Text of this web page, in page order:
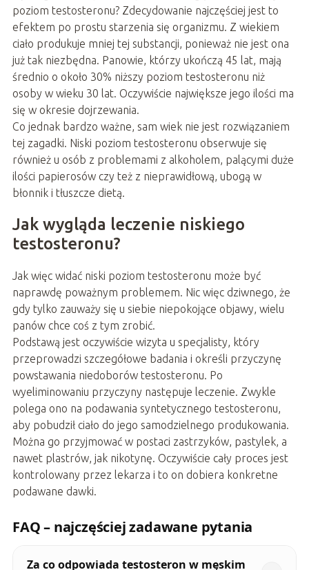
poziom testosteronu? Zdecydowanie najczęściej jest to
efektem po prostu starzenia się organizmu. Z wiekiem
ciało produkuje mniej tej substancji, ponieważ nie jest ona
już tak niezbędna. Panowie, którzy ukończą 45 lat, mają
średnio o około 30% niższy poziom testosteronu niż
osoby w wieku 30 lat. Oczywiście największe jego ilości ma
się w okresie dojrzewania.
Co jednak bardzo ważne, sam wiek nie jest rozwiązaniem
tej zagadki. Niski poziom testosteronu obserwuje się
również u osób z problemami z alkoholem, palącymi duże
ilości papierosów czy też z nieprawidłową, ubogą w
błonnik i tłuszcze dietą.
Jak wygląda leczenie niskiego
testosteronu?
Jak więc widać niski poziom testosteronu może być
naprawdę poważnym problemem. Nic więc dziwnego, że
gdy tylko zauważy się u siebie niepokojące objawy, wielu
panów chce coś z tym zrobić.
Podstawą jest oczywiście wizyta u specjalisty, który
przeprowadzi szczegółowe badania i określi przyczynę
powstawania niedoborów testosteronu. Po
wyeliminowaniu przyczyny następuje leczenie. Zwykle
polega ono na podawania syntetycznego testosteronu,
aby pobudził ciało do jego samodzielnego produkowania.
Można go przyjmować w postaci zastrzyków, pastylek, a
nawet plastrów, jak nikotynę. Oczywiście cały proces jest
kontrolowany przez lekarza i to on dobiera konkretne
podawane dawki.
FAQ – najczęściej zadawane pytania
Za co odpowiada testosteron w męskim